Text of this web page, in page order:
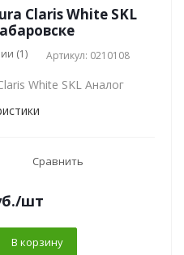
Claris White SKL
(1) Артикул: 0210108
White SKL Аналог
Сравнить
/шт
В корзину